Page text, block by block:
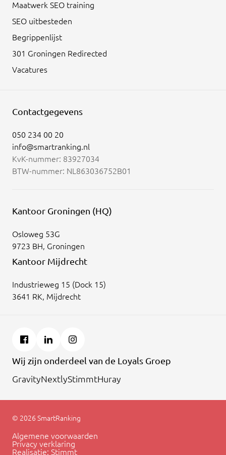
Maatwerk SEO training
SEO uitbesteden
Begrippenlijst
301 Groningen Redirected
Vacatures
Contactgegevens
050 234 00 20
info@smartranking.nl
KvK-nummer: 83927034
BTW-nummer: NL863036752B01
Kantoor Groningen (HQ)
Osloweg 53G
9723 BH, Groningen
Kantoor Mijdrecht
Industrieweg 15 (Dock 15)
3641 RK, Mijdrecht
Wij zijn onderdeel van de Loyals Groep
GravityNextlyStimmtHuray
© 2026 SmartRanking
Algemene voorwaarden
Privacy verklaring
Realisatie: Stimmt